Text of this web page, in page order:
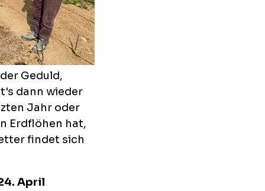
Geduld,
dann wieder
Jahr oder
Erdflöhen hat,
findet sich
April